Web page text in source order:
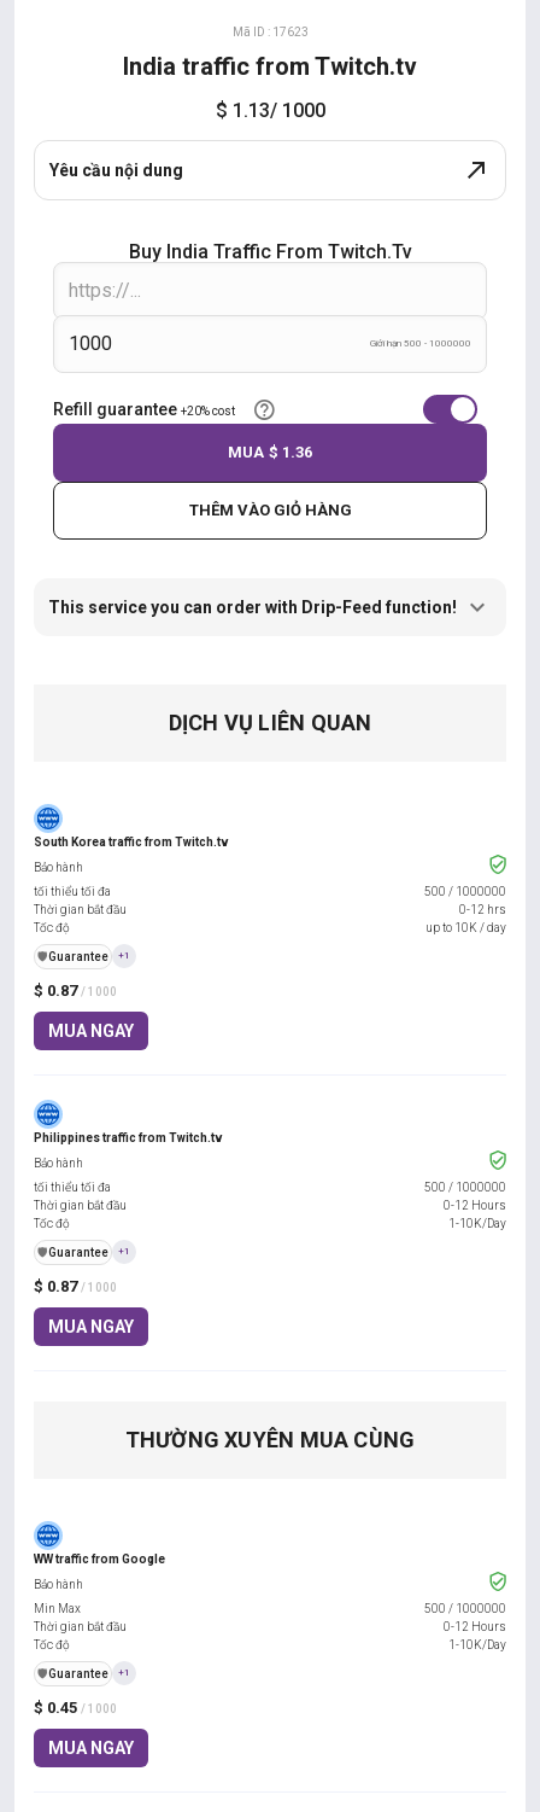
Mã ID : 17623
India traffic from Twitch.tv
$ 1.13/ 1000
Yêu cầu nội dung
Buy India Traffic From Twitch.tv
Giới hạn 500 - 1000000
Refill guarantee +20% cost
THÊM VÀO GIỎ HÀNG
MUA $ 1.36
This service you can order with Drip-Feed function!
DỊCH VỤ LIÊN QUAN
South Korea traffic from Twitch.tv
$ 0.87 / 1000
MUA NGAY
Bảo hành
tối thiểu tối đa
500 / 1000000
Thời gian bắt đầu
0-12 hrs
Tốc độ
up to 10K / day
️🛡️Guarantee +1
Philippines traffic from Twitch.tv
$ 0.87 / 1000
MUA NGAY
Bảo hành
tối thiểu tối đa
500 / 1000000
Thời gian bắt đầu
0-12 Hours
Tốc độ
1-10K/Day
️🛡️Guarantee +1
THƯỜNG XUYÊN MUA CÙNG
WW traffic from Google
$ 0.45 / 1000
MUA NGAY
Bảo hành
Min Max
500 / 1000000
Thời gian bắt đầu
0-12 Hours
Tốc độ
1-10K/Day
️🛡️Guarantee +1